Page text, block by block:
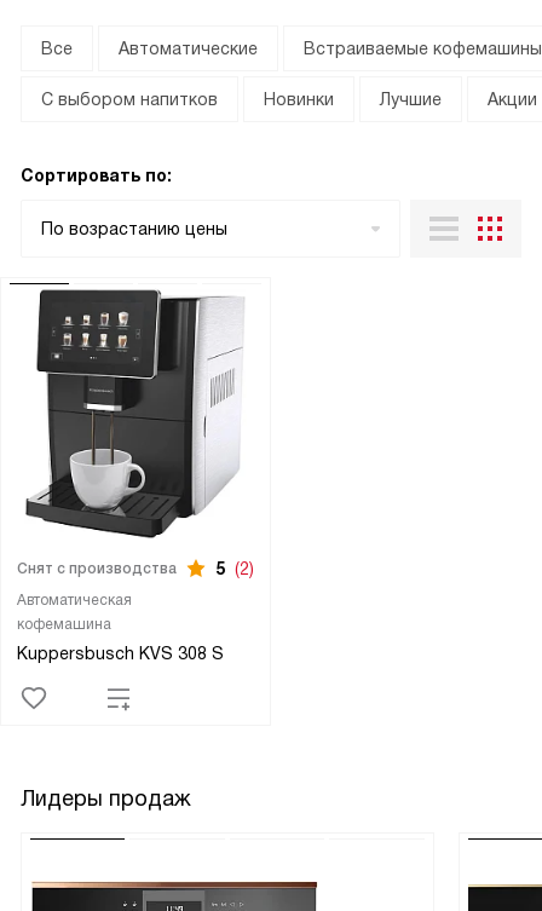
Все Автоматические Встраиваемые кофемашины
С выбором напитков Новинки Лучшие Акции
Сортировать по:
По возрастанию цены
Автоматическая
кофемашина
Kuppersbusch KVS 308 S
Снят с производства 5 (2)
Лидеры продаж